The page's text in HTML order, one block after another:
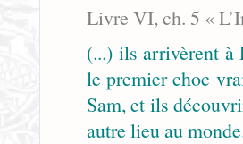
Livre VI, ch. 5 «
(...) ils arrivèrent à
le premier choc
Sam, et ils
autre lieu au